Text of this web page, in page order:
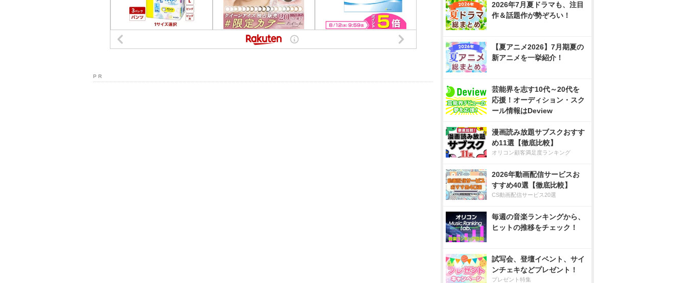
P R
2026年7月夏ドラマも、注目
作＆話題作が勢ぞろい！
【夏アニメ2026】7月期夏の
新アニメを一挙紹介！
芸能界を志す10代～20代を
応援！オーディション・スク
ール情報はDeview
漫画読み放題サブスクおすす
め11選【徹底比較】
オリコン顧客満足度ランキング
2026年動画配信サービスお
すすめ40選【徹底比較】
CS動画配信サービス20選
毎週の音楽ランキングから、
ヒットの推移をチェック！
試写会、登壇イベント、サイ
ンチェキなどプレゼント！
プレゼント特集